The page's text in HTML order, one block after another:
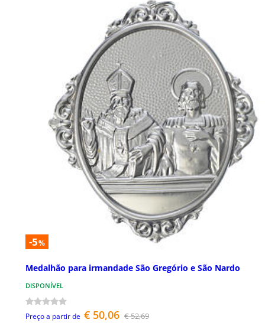
-5%
Medalhão para irmandade São Gregório e São Nardo
DISPONÍVEL
Preço a partir de € 50,06 € 52,69